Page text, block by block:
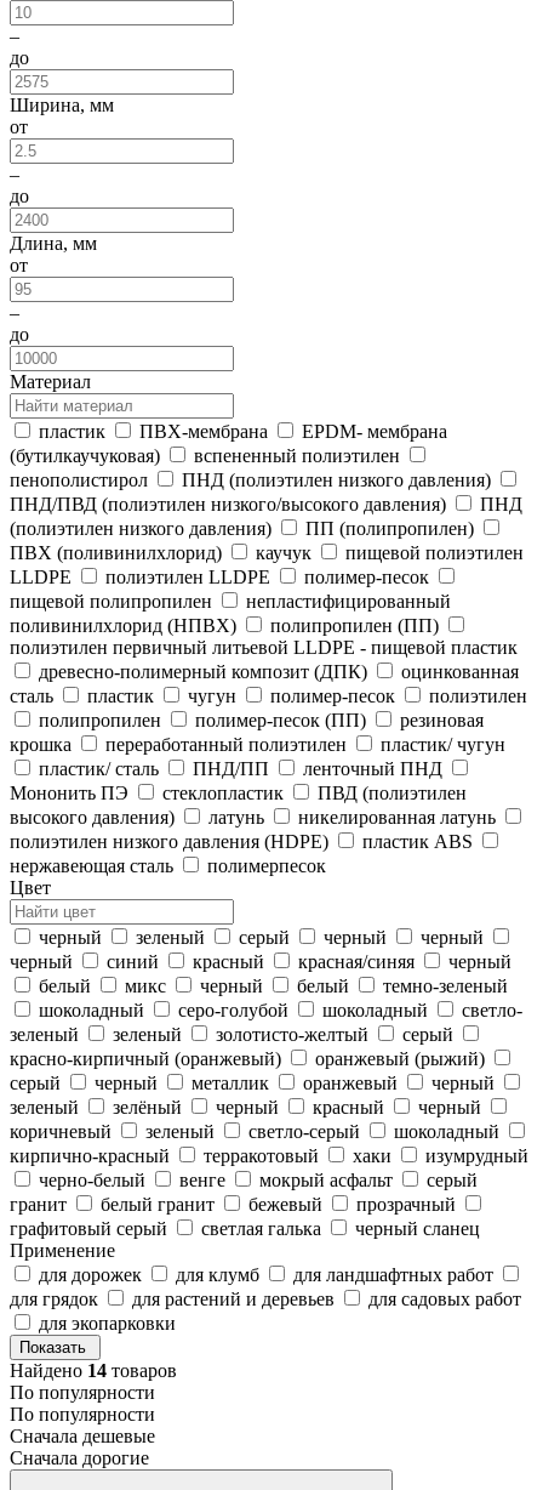
–
до
Ширина, мм
от
–
до
Длина, мм
от
–
до
Материал
пластик ПВХ-мембрана
EPDM- мембрана
(бутилкаучуковая)
вспененный полиэтилен
пенополистирол
ПНД (полиэтилен низкого давления)
ПНД/ПВД (полиэтилен низкого/высокого давления)
ПНД
(полиэтилен низкого давления)
ПП (полипропилен)
ПВХ (поливинилхлорид)
каучук
пищевой полиэтилен
LLDPE
полиэтилен LLDPE
полимер-песок
пищевой полипропилен
непластифицированный
поливинилхлорид (НПВХ)
полипропилен (ПП)
полиэтилен первичный литьевой LLDPE - пищевой пластик
древесно-полимерный композит (ДПК)
оцинкованная
сталь
пластик чугун полимер-песок
полиэтилен
полипропилен
полимер-песок (ПП)
резиновая
крошка
переработанный полиэтилен
пластик/ чугун
пластик/ сталь
ПНД/ПП
ленточный ПНД
Мононить ПЭ
стеклопластик
ПВД (полиэтилен
высокого давления)
латунь
никелированная латунь
полиэтилен низкого давления (HDPE)
пластик ABS
нержавеющая сталь
полимерпесок
Цвет
черный зеленый серый черный
черный
черный
синий красный красная/синяя
черный
белый
микс черный белый
темно-зеленый
шоколадный
серо-голубой шоколадный
светло-
зеленый
зеленый золотисто-желтый
серый
красно-кирпичный (оранжевый)
оранжевый (рыжий)
серый
черный металлик оранжевый
черный
зеленый
зелёный черный красный
черный
коричневый
зеленый светло-серый
шоколадный
кирпично-красный
терракотовый хаки
изумрудный
черно-белый
венге мокрый асфальт
серый
гранит
белый гранит бежевый
прозрачный
графитовый серый
светлая галька
черный сланец
Применение
для дорожек
для клумб
для ландшафтных работ
для грядок
для растений и деревьев
для садовых работ
для экопарковки
Показать
Найдено 14 товаров
По популярности
По популярности
Сначала дешевые
Сначала дорогие